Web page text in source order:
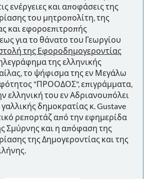
ενέργειες και αποφάσεις της
του μητροπολίτη, της
και εφοροεπιτροπής
για το θάνατο του Γεωργίου
της Εφοροδημογεροντίας
της ελληνικής
το ψήφισμα της εν Μεγάλω
"ΠΡΟΟΔΟΣ", επιγράμματα,
ελληνική του εν Αδριανουπόλει
δημοκρατίας κ. Gustave
ρεπορτάζ από την εφημερίδα
Σμύρνης και η απόφαση της
της Δημογεροντίας και της